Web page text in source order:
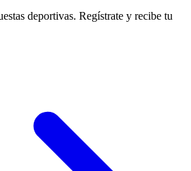
deportivas. Regístrate y recibe tu